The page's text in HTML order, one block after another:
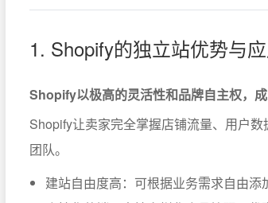
1. Shopify的独立站优势与
Shopify以极高的灵活性和品牌自主权，成
Shopify让卖家完全掌握店铺流量、用户
团队。
建站自由度高：可根据业务需求自由添